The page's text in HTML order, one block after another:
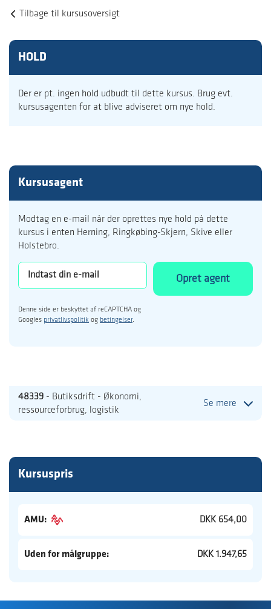
Tilbage til kursusoversigt
HOLD
Der er pt. ingen hold udbudt til dette kursus. Brug evt.
kursusagenten for at blive adviseret om nye hold.
Kursusagent
Modtag en e-mail når der oprettes nye hold på dette
kursus i enten Herning, Ringkøbing-Skjern, Skive eller
Holstebro.
Opret agent
Denne side er beskyttet af reCAPTCHA og
Googles privatlivspolitik og betingelser.
48339 - Butiksdrift - Økonomi,
ressourceforbrug, logistik
Se mere
Kursuspris
AMU: DKK 654,00
Uden for målgruppe: DKK 1.947,65